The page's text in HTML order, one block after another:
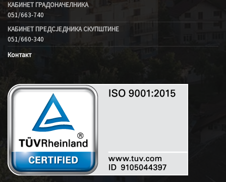
КАБИНЕТ ГРАДОНАЧЕЛНИКА
051/663-740
КАБИНЕТ ПРЕДСЈЕДНИКА СКУПШТИНЕ
051/660-340
Контакт